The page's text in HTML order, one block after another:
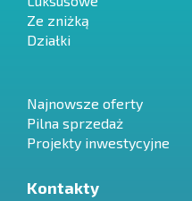
Ze zniżką
Działki
Najnowsze oferty
Pilna sprzedaż
Projekty inwestycyjne
Kontakty